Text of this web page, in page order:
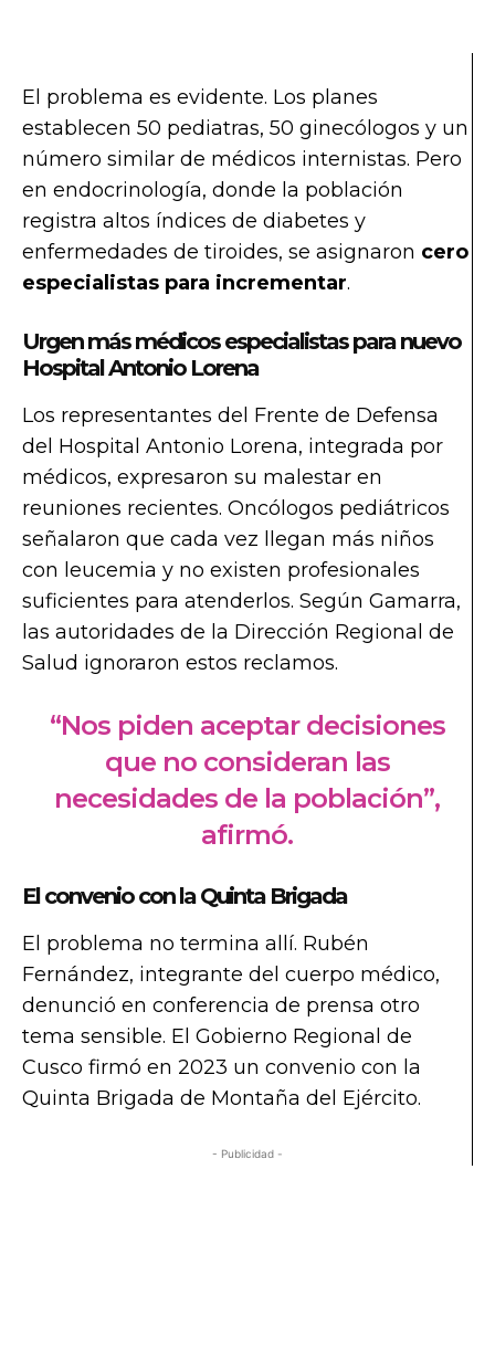
El problema es evidente. Los planes
establecen 50 pediatras, 50 ginecólogos y un
número similar de médicos internistas. Pero
en endocrinología, donde la población
registra altos índices de diabetes y
enfermedades de tiroides, se asignaron cero
especialistas para incrementar.
Urgen más médicos especialistas para nuevo
Hospital Antonio Lorena
Los representantes del Frente de Defensa
del Hospital Antonio Lorena, integrada por
médicos, expresaron su malestar en
reuniones recientes. Oncólogos pediátricos
señalaron que cada vez llegan más niños
con leucemia y no existen profesionales
suficientes para atenderlos. Según Gamarra,
las autoridades de la Dirección Regional de
Salud ignoraron estos reclamos.
“Nos piden aceptar decisiones
que no consideran las
necesidades de la población”,
afirmó.
El convenio con la Quinta Brigada
El problema no termina allí. Rubén
Fernández, integrante del cuerpo médico,
denunció en conferencia de prensa otro
tema sensible. El Gobierno Regional de
Cusco firmó en 2023 un convenio con la
Quinta Brigada de Montaña del Ejército.
- Publicidad -